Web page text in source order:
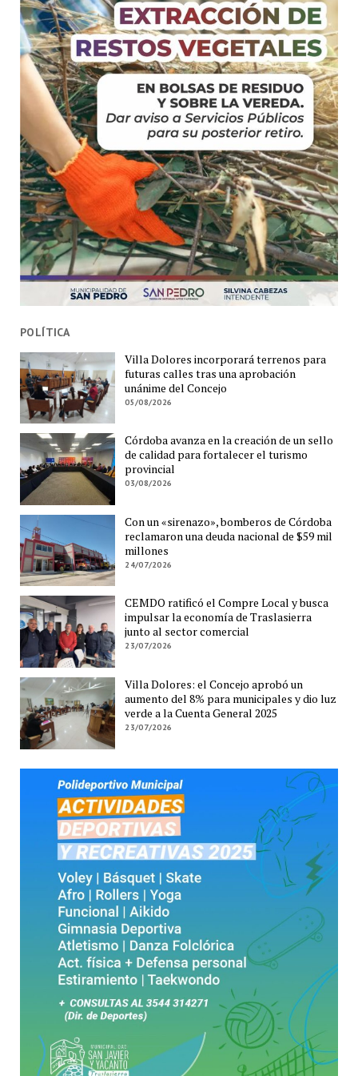
POLÍTICA
Villa Dolores incorporará terrenos para
futuras calles tras una aprobación
unánime del Concejo
05/08/2026
Córdoba avanza en la creación de un sello
de calidad para fortalecer el turismo
provincial
03/08/2026
Con un «sirenazo», bomberos de Córdoba
reclamaron una deuda nacional de $59 mil
millones
24/07/2026
CEMDO ratificó el Compre Local y busca
impulsar la economía de Traslasierra
junto al sector comercial
23/07/2026
Villa Dolores: el Concejo aprobó un
aumento del 8% para municipales y dio luz
verde a la Cuenta General 2025
23/07/2026